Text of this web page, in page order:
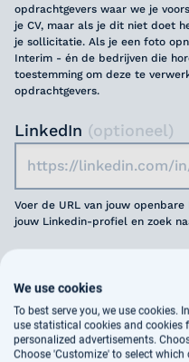
opdrachtgevers waar we je
je CV, maar als je dit niet doet
je sollicitatie. Als je een foto
Interim - én de bedrijven die
toestemming om deze te
opdrachtgevers.
LinkedIn (optioneel)
Voer de URL van jouw
jouw Linkedin-profiel en zoek
We use cookies
To best serve you, we use cookies.
use statistical cookies and cookies
personalized advertisements.
Choose 'Customize' to select which